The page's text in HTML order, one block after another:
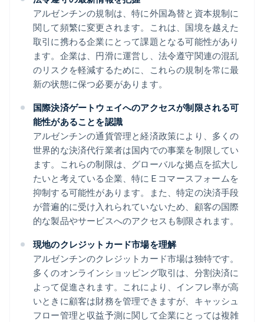
アルゼンチンの規制は、特に外国為替と資本規制に
関して頻繁に変更されます。これは、国境を越えた
取引に携わる企業にとって課題となる可能性があり
ます。企業は、円滑に運営し、法令遵守関連の混乱
のリスクを軽減するために、これらの規制を常に最
新の状態に保つ必要があります。
国際決済ゲートウェイへのアクセスが制限される可
能性があることを認識
アルゼンチンの通貨管理と経済政策により、多くの
世界的な決済代行業者は国内での事業を制限してい
ます。これらの制限は、グローバルな拠点を拡大し
たいと考えている企業、特に E コマースフォームを
抑制する可能性があります。また、特定の決済手段
が普遍的に受け入れられていないため、顧客の国際
的な製品やサービスへのアクセスも制限されます。
現地のクレジットカード市場を理解
アルゼンチンのクレジットカード市場は独特です。
多くのオンラインショッピング取引は、分割決済に
よって促進されます。これにより、インフレ率が高
いときに顧客は財務を管理できますが、キャッシュ
フロー管理と収益予測に関して企業にとっては複雑